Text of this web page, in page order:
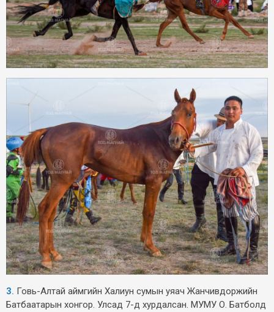
3. Говь-Алтай аймгийн Халиун сумын уяач Жанчивдоржийн
Батбаатарын хонгор. Улсад 7-д хурдалсан. МУМУ О. Батболд